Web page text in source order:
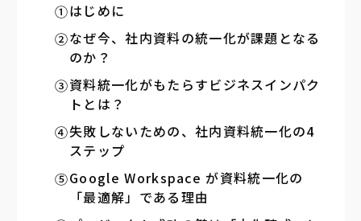
はじめに
なぜ今、社内資料の統一化が課題となる
のか？
資料統一化がもたらすビジネスインパク
トとは？
失敗しないための、社内資料統一化の4
ステップ
Google Workspace が資料統一化の
「最適解」である理由